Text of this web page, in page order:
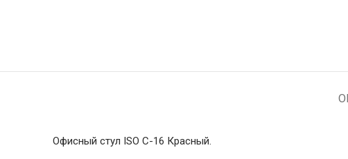
Офисный стул ISO C-16 Красный.